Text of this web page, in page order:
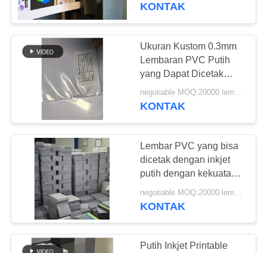
KONTROL
KUALITAS
HUBUNGI
BERITA
PERMINTAAN
PENAWARAN
SITEMAP
Lembar PVC yang
Dapat Dicetak
dengan Inkjet
52
Digital Printing PVC
Sheet
40
KONTAK
Ukuran Kustom 0.3mm
Lembaran PVC Putih
yang Dapat Dicetak
Inkjet dengan Kekuatan
Kupas Kuat untuk
negotiable MOQ:20000 lembar atau 2 ton
KONTAK
Lembar PVC yang bisa
dicetak dengan inkjet
putih dengan kekuatan
pengelupasan yang kuat
untuk gambar resolusi
KONTAK
Putih Inkjet Printable